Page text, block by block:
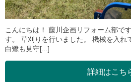
こんにちは！ 藤川企画リフォーム部で
す。 草刈りを行いました。 機械を入れ
白鷺も見守[...]
詳細はこち